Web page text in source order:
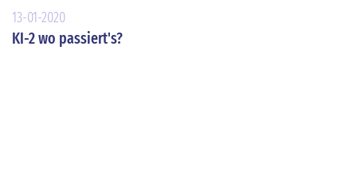
13-01-2020
KI-2 wo passiert's?